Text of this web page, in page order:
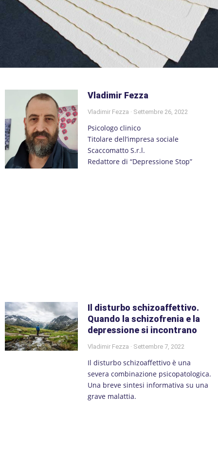
Vladimir Fezza
Vladimir Fezza Settembre 26, 2022
Psicologo clinico
Titolare dell’impresa sociale
Scaccomatto S.r.l.
Redattore di “Depressione Stop”
Il disturbo schizoaffettivo.
Quando la schizofrenia e la
depressione si incontrano
Vladimir Fezza Settembre 7, 2022
Il disturbo schizoaffettivo è una
severa combinazione psicopatologica.
Una breve sintesi informativa su una
grave malattia.